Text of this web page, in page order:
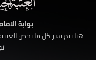
بوابة
هنا يتم نشر كل ما يخص